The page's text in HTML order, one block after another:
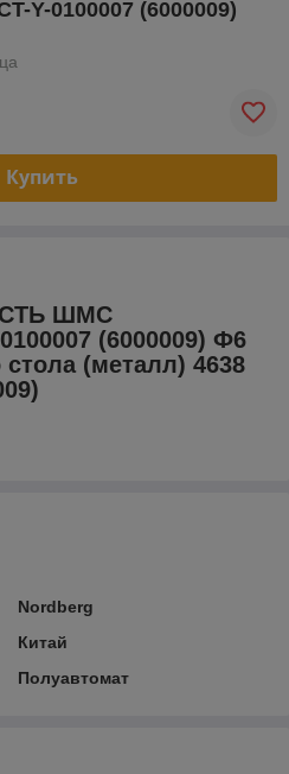
Y-0100007 (6000009)
Купить
ШМС
(6000009) Ф6
(металл) 4638
Nordberg
Китай
Полуавтомат